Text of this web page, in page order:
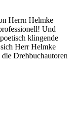
Herrn Helmke
Und
klingende
Herr Helmke
Drehbuchautoren